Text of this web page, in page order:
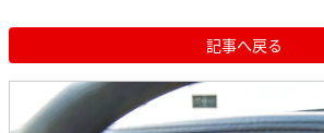
記事へ戻る